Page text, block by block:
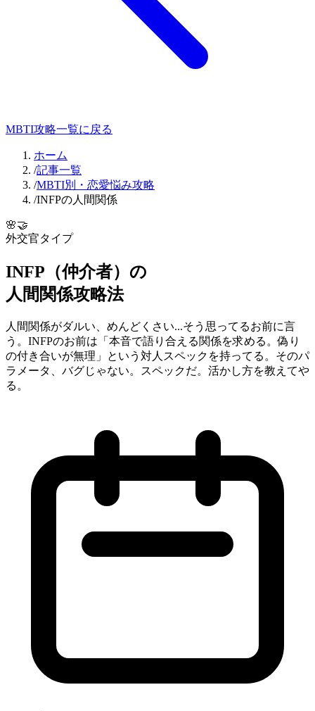
MBTI攻略一覧に戻る
ホーム
/記事一覧
/MBTI別・恋愛悩み攻略
/INFPの人間関係
🌸🤝
外交官タイプ
INFP （仲介者）の
人間関係攻略法
人間関係がダルい、めんどくさい...そう思ってるお前に言
う。INFPのお前は「本音で語り合える関係を求める。偽り
の付き合いが無理」という対人スペックを持ってる。そのパ
ラメータ、バグじゃない。スペックだ。活かし方を教えてや
る。